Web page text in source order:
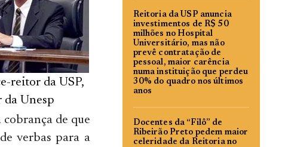
reitor da USP,
da Unesp
de que
verbas para a
Reitoria da USP anuncia
investimentos de R$ 50
milhões no Hospital
Universitário, mas não
prevê contratação de
pessoal, maior carência
numa instituição que perdeu
30% do quadro nos últimos
anos
Docentes da “Filô” de
Ribeirão Preto pedem maior
celeridade da Reitoria no